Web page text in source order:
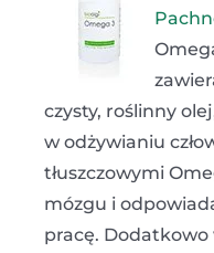
czysty, roślinny
w odżywianiu
tłuszczowymi
mózgu i
pracę.